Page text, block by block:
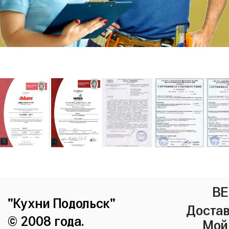
"Кухни Подольск"
© 2008 года.